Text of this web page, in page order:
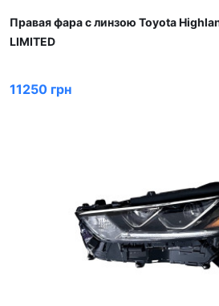
Правая фара с линзою Toyota
LIMITED
11250 грн